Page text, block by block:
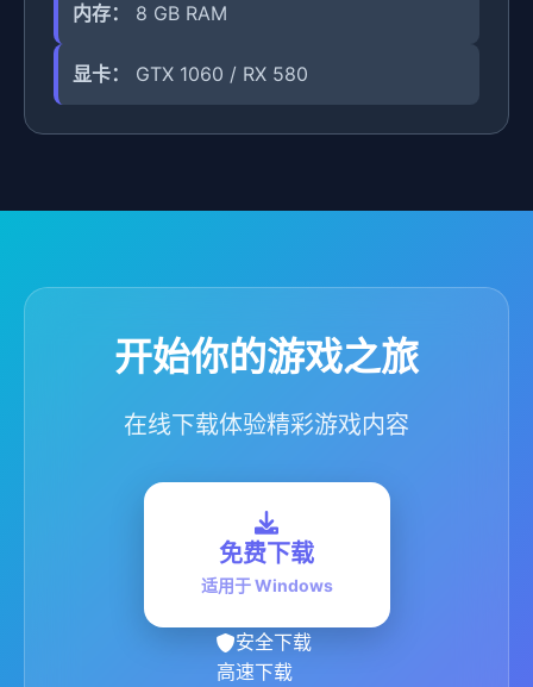
内存： 8 GB RAM
显卡： GTX 1060 / RX 580
开始你的游戏之旅
在线下载体验精彩游戏内容
免费下载
适用于 Windows
安全下载
高速下载